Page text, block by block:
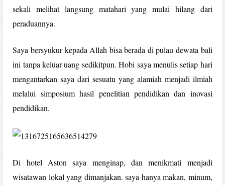
sekali melihat langsung matahari yang mulai hilang dari
peraduannya.
Saya bersyukur kepada Allah bisa berada di pulau dewata bali
ini tanpa keluar uang sedikitpun. Hobi saya menulis setiap hari
mengantarkan saya dari sesuatu yang alamiah menjadi ilmiah
melalui simposium hasil penelitian pendidikan dan inovasi
pendidikan.
Di hotel Aston saya menginap, dan menikmati menjadi
wisatawan lokal yang dimanjakan. saya hanya makan, minum,